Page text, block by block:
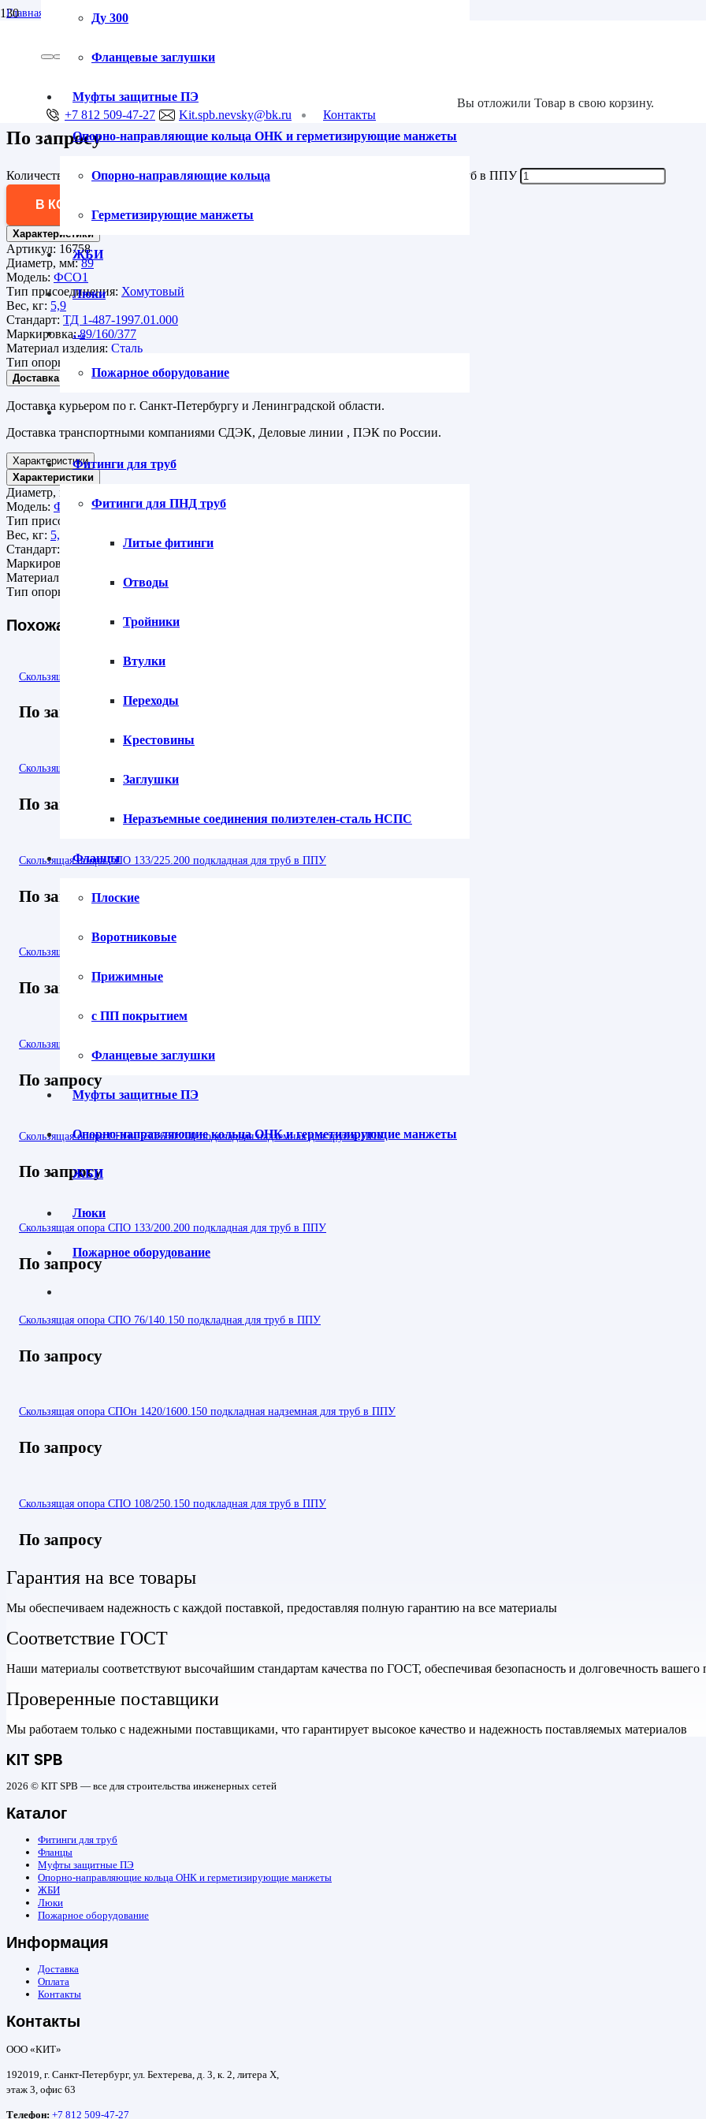
+7 812 509-47-27 Kit.spb.nevsky@bk.ru Контакты
Ду 300
Фланцевые заглушки
Муфты защитные ПЭ
Опорно-направляющие кольца ОНК и герметизирующие манжеты
Опорно-направляющие кольца
Герметизирующие манжеты
ЖБИ
Люки
…
Пожарное оборудование
Фитинги для труб
Фитинги для ПНД труб
Литые фитинги
Отводы
Тройники
Втулки
Переходы
Крестовины
Заглушки
Неразъемные соединения полиэтелен-сталь НСПС
Фланцы
Плоские
Воротниковые
Прижимные
с ПП покрытием
Фланцевые заглушки
Муфты защитные ПЭ
Опорно-направляющие кольца ОНК и герметизирующие манжеты
ЖБИ
Люки
Пожарное оборудование
Вы отложили Товар в свою корзину.
Главная
Скользящая опора в футляре ФСО1 89/160/377 подкладная для
По запросу
Количество товара Скользящая опора в футляре ФСО1 89/160/377 подкладная для труб в ППУ
В КОРЗИНУ
Характеристики
Артикул: 16758
Диаметр, мм:89
Модель: ФСО1
Тип присоединения: Хомутовый
Вес, кг: 5,9
Стандарт: ТД 1-487-1997.01.000
Маркировка:89/160/377
Материал изделия: Сталь
Тип опоры:
Доставка
Доставка курьером по г. Санкт-Петербургу и Ленинградской области.
Доставка транспортными компаниями СДЭК, Деловые линии , ПЭК по России.
Характеристики
Характеристики
Диаметр, мм:
Модель: ФСО1
Тип присоединения:
Вес, кг: 5,9
Стандарт:
ТД 1-487-1997.01.000
Маркировка:
Материал изделия:
Сталь
Тип опоры:
Скользящая
Похожая продукция
Скользящая опора СПО 89/160.150 подкладная для труб в ППУ
По запросу
Скользящая опора СПОк 1220/1400.200 подкладная канальная для труб в ППУ
По запросу
Скользящая опора СПО 133/225.200 подкладная для труб в ППУ
По запросу
Скользящая опора в футляре ФСО1 820/1000/1220 подкладная для труб в ППУ
По запросу
Скользящая опора в футляре ФСО1 426/630/720 подкладная для труб в ППУ
По запросу
Скользящая опора СПОн 530/630.200 подкладная надземная для труб в ППУ
По запросу
Скользящая опора СПО 133/200.200 подкладная для труб в ППУ
По запросу
Скользящая опора СПО 76/140.150 подкладная для труб в ППУ
По запросу
Скользящая опора СПОн 1420/1600.150 подкладная надземная для труб в ППУ
По запросу
Скользящая опора СПО 108/250.150 подкладная для труб в ППУ
По запросу
Гарантия на все товары
Мы обеспечиваем надежность с каждой поставкой, предоставляя полную гарантию на все материалы
Соответствие ГОСТ
Наши материалы соответствуют высочайшим стандартам качества по ГОСТ, обеспечивая безопасность и долговечность вашего
Проверенные поставщики
Мы работаем только с надежными поставщиками, что гарантирует высокое качество и надежность поставляемых материалов
KIT SPB
2026 © KIT SPB — все для строительства инженерных сетей
Каталог
Фитинги для труб
Фланцы
Муфты защитные ПЭ
Опорно-направляющие кольца ОНК и герметизирующие манжеты
ЖБИ
Люки
Пожарное оборудование
Информация
Доставка
Оплата
Контакты
Контакты
ООО «КИТ»
192019, г. Санкт-Петербург, ул. Бехтерева, д. 3, к. 2, литера Х,
этаж 3, офис 63
Телефон: +7 812 509-47-27